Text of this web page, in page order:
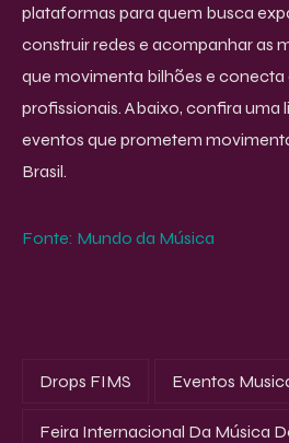
plataformas para quem busca
construir redes e acompanhar as
que movimenta bilhões e conecta
profissionais. Abaixo, confira uma
eventos que prometem
Brasil.
Fonte: Mundo da Música
Drops FIMS Eventos
Feira Internacional Da Música